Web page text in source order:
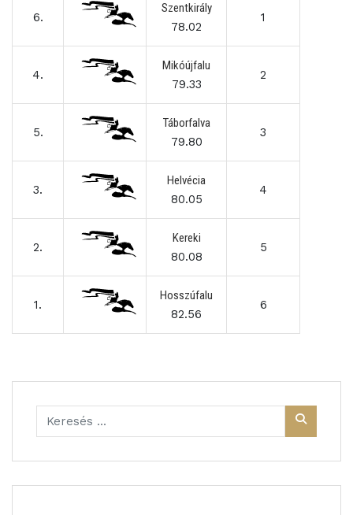
6.
Szentkirály
78.02
1
4.
Mikóújfalu
79.33
2
5.
Táborfalva
79.80
3
3.
Helvécia
80.05
4
2.
Kereki
80.08
5
1.
Hosszúfalu
82.56
6